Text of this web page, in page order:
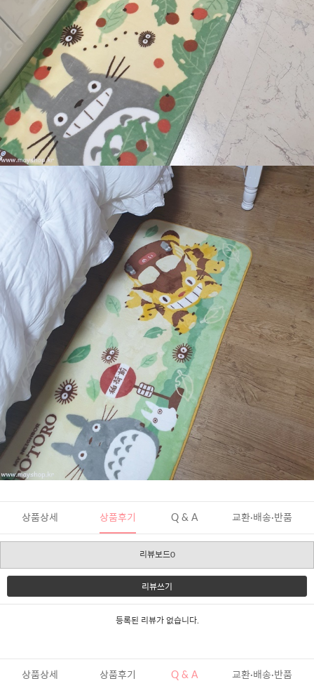
상품상세 상품후기 Q & A 교환·배송·반품
리뷰보드0
리뷰쓰기
등록된 리뷰가 없습니다.
상품상세 상품후기 Q & A 교환·배송·반품